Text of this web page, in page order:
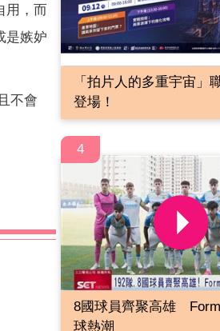
用，而
是嫉妒
不會
「拍片人的多重宇宙」
登場！
4
8國球員齊聚高雄
球熱潮